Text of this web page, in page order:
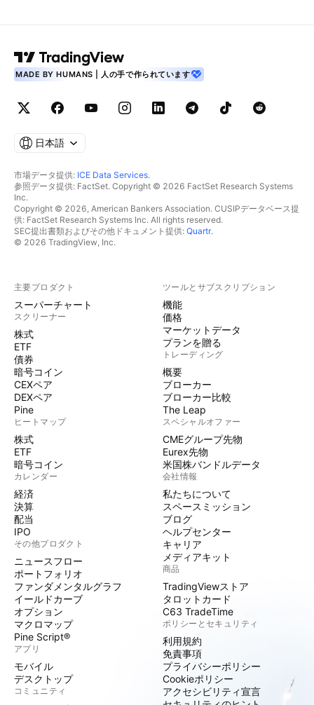
MADE BY HUMANS | 人の手で作られています
日本語
市場データ提供: ICE Data Services.
参照データ提供: FactSet. Copyright © 2026 FactSet Research Systems
Inc.
Copyright © 2026, American Bankers Association. CUSIPデータベース提
供: FactSet Research Systems Inc. All rights reserved.
SEC提出書類およびその他ドキュメント提供: Quartr.
© 2026 TradingView, Inc.
主要プロダクト
スーパーチャート
スクリーナー
株式
ETF
債券
暗号コイン
CEXペア
DEXペア
Pine
ヒートマップ
株式
ETF
暗号コイン
カレンダー
経済
決算
配当
IPO
その他プロダクト
ニュースフロー
ポートフォリオ
ファンダメンタルグラフ
イールドカーブ
オプション
マクロマップ
Pine Script®
アプリ
モバイル
デスクトップ
コミュニティ
ツールとサブスクリプション
機能
価格
マーケットデータ
プランを贈る
トレーディング
概要
ブローカー
ブローカー比較
The Leap
スペシャルオファー
CMEグループ先物
Eurex先物
米国株バンドルデータ
会社情報
私たちについて
スペースミッション
ブログ
ヘルプセンター
キャリア
メディアキット
商品
TradingViewストア
タロットカード
C63 TradeTime
ポリシーとセキュリティ
利用規約
免責事項
プライバシーポリシー
Cookieポリシー
アクセシビリティ宣言